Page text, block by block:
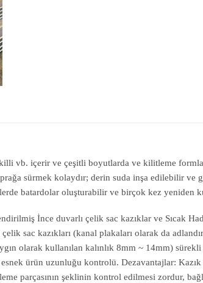
vb. içerir ve çeşitli boyutlarda ve kilitleme
sürmek kolaydır; derin suda inşa edilebilir
batardolar oluşturabilir ve birçok kez yeniden
İnce duvarlı çelik sac kazıklar ve Sıcak
sac kazıkları (kanal plakaları olarak da
olarak kullanılan kalınlık 8mm ~ 14mm)
ürün uzunluğu kontrolü. Dezavantajlar: Kazık
parçasının şeklinin kontrol edilmesi zordur,